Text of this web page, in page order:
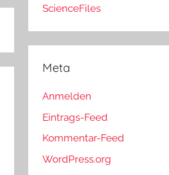
ScienceFiles
Meta
Anmelden
Eintrags-Feed
Kommentar-Feed
WordPress.org